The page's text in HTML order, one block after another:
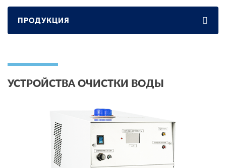
ПРОДУКЦИЯ
УСТРОЙСТВА ОЧИСТКИ ВОДЫ